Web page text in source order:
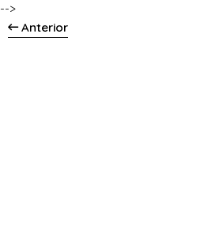
-->
Anterior